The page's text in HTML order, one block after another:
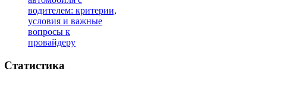
водителем: критерии,
условия и важные
вопросы к
провайдеру
Статистика